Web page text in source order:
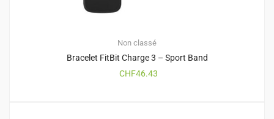
Non classé
Bracelet FitBit Charge 3 – Sport Band
CHF46.43